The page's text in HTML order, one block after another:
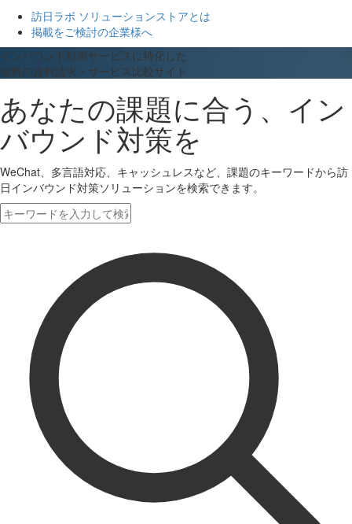
訪日ラボ ソリューションストアとは
掲載をご検討の企業様へ
インバウンド対策サービスに特化した
無料の資料請求・サービス比較サイト
あなたの課題に合う、イン
バウンド対策を
WeChat、多言語対応、キャッシュレスなど、課題のキーワードから訪
日インバウンド対策ソリューションを検索できます。